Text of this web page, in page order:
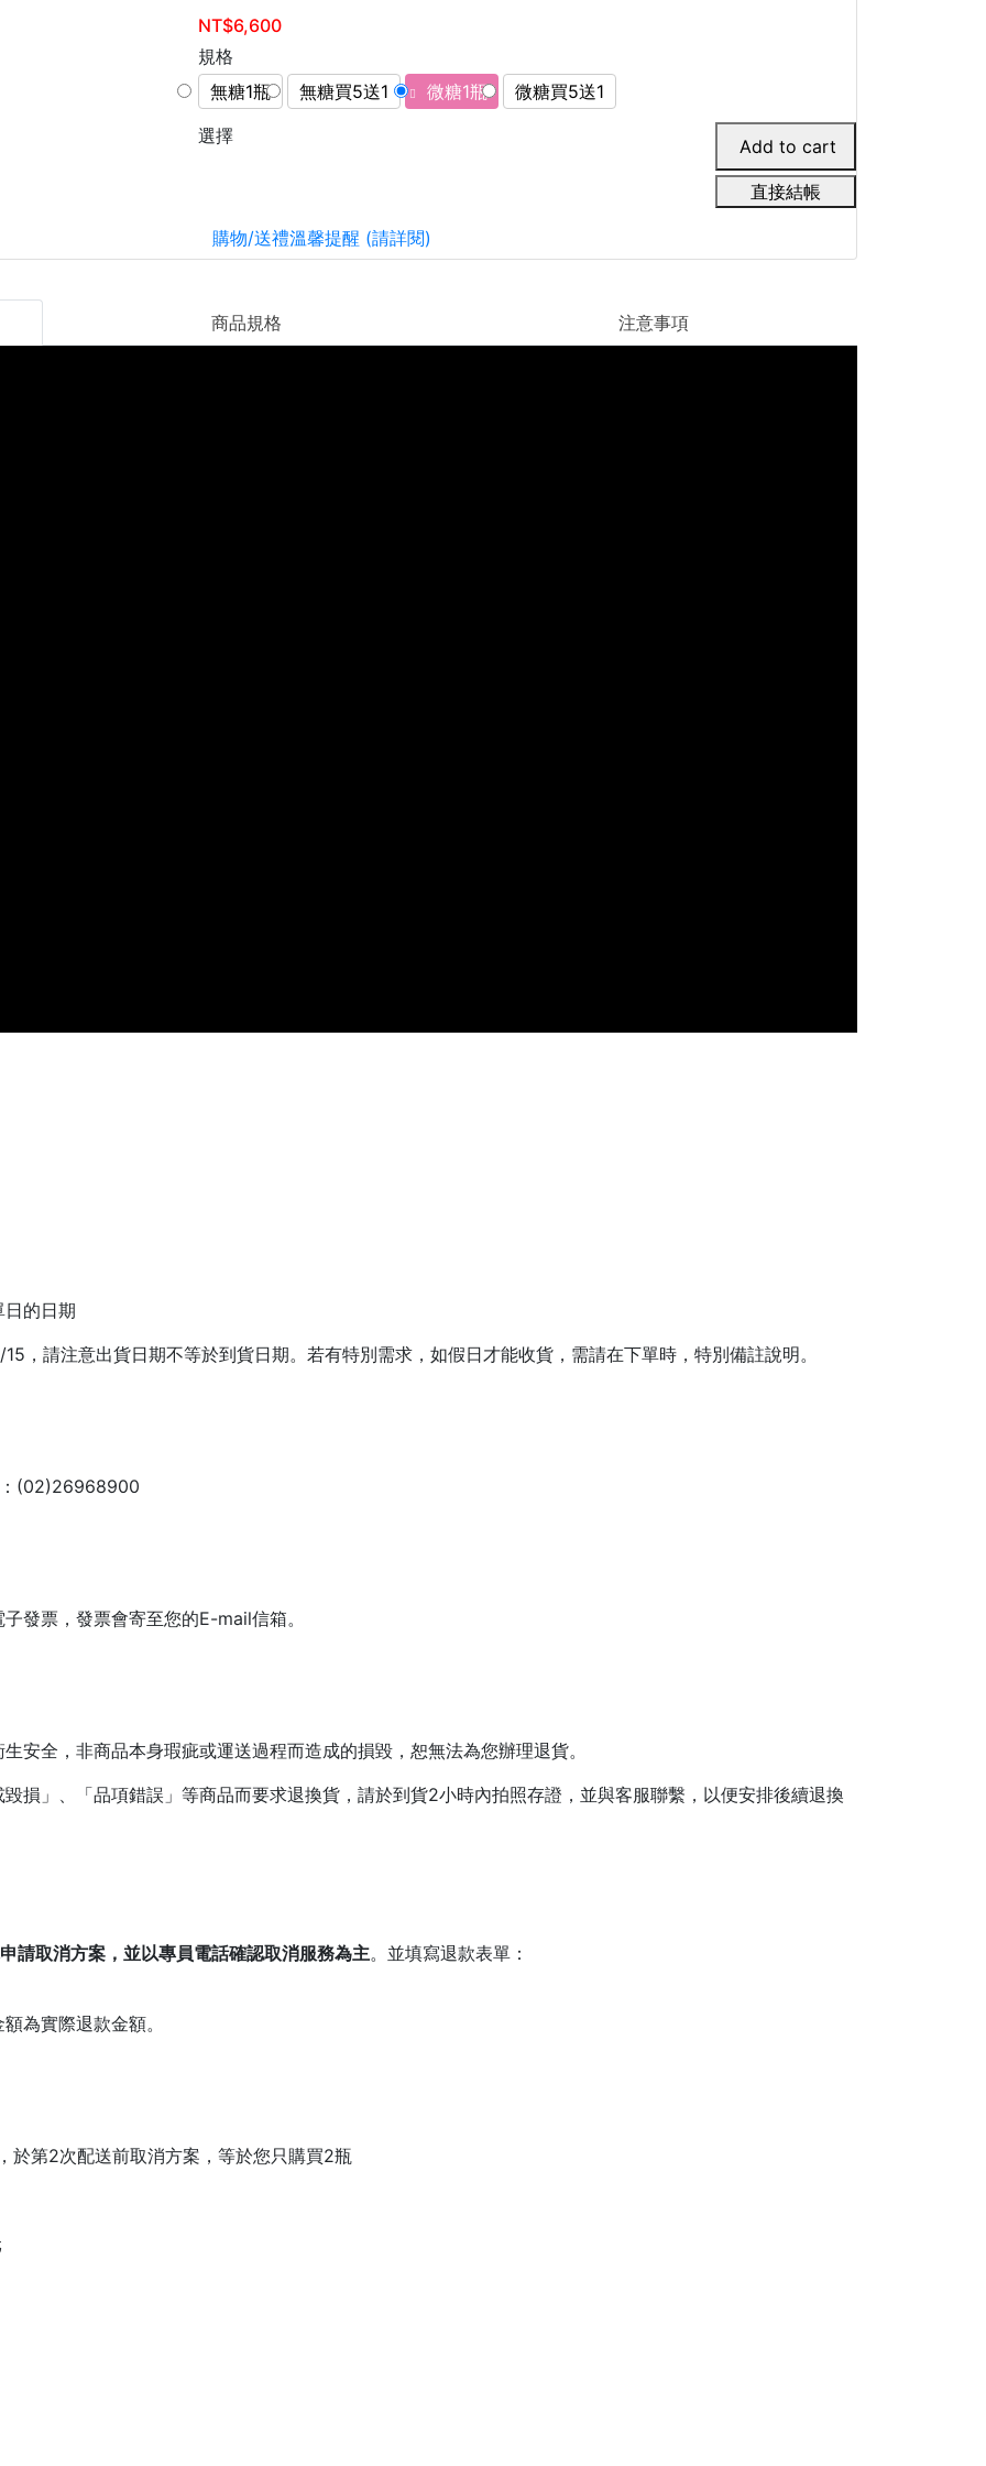
NT$6,600
規格
無糖1瓶
無糖買5送1 微糖1瓶
微糖買5送1
選擇
直接結帳
購物/送禮溫馨提醒 (請詳閱)
商品規格 注意事項
的日期
，請注意出貨日期不等於到貨日期。若有特別需求，如假日才能收貨，需請在下單時，特別備註說明。
：(02)26968900
發票，發票會寄至您的E-mail信箱。
安全，非商品本身瑕疵或運送過程而造成的損毀，恕無法為您辦理退貨。
損」、「品項錯誤」等商品而要求退換貨，請於到貨2小時內拍照存證，並與客服聯繫，以便安排後續退換
請取消方案，並以專員電話確認取消服務為主。並填寫退款表單：
為實際退款金額。
於第2次配送前取消方案，等於您只購買2瓶